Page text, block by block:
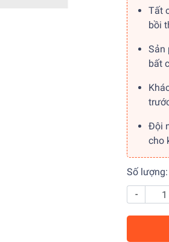
Tất
bồi
Sản
bất
Đội
cho
Số lượng:
-